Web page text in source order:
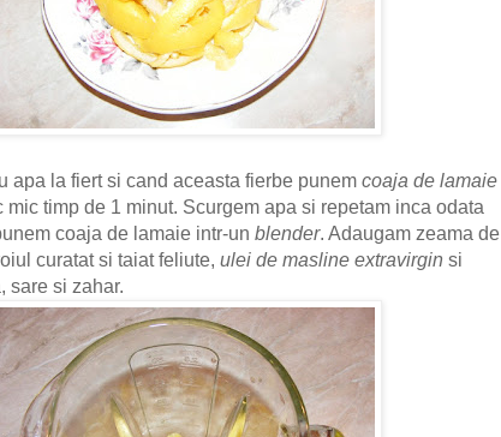
apa la fiert si cand aceasta fierbe punem coaja de lamaie
mic timp de 1 minut. Scurgem apa si repetam inca odata
coaja de lamaie intr-un blender. Adaugam zeama de
curatat si taiat feliute, ulei de masline extravirgin si
sare si zahar.